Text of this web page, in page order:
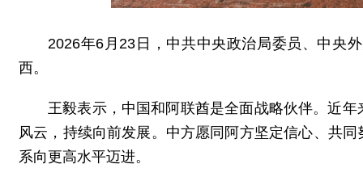
2026年6月23日，中共中央政治局委员、中央
西。
王毅表示，中国和阿联酋是全面战略伙伴。近
风云，持续向前发展。中方愿同阿方坚定信心、共
系向更高水平迈进。